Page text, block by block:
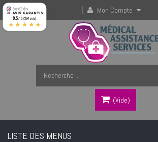
Mon Compte
(vide)
LISTE DES MENUS
9.5/10 (364 avis)
★★★★★